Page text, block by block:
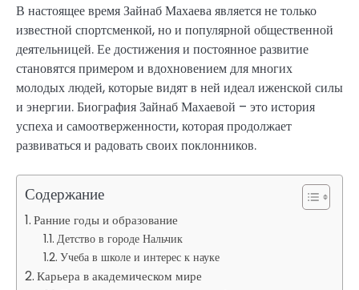
В настоящее время Зайнаб Махаева является не только
известной спортсменкой, но и популярной общественной
деятельницей. Ее достижения и постоянное развитие
становятся примером и вдохновением для многих
молодых людей, которые видят в ней идеал иженской силы
и энергии. Биография Зайнаб Махаевой – это история
успеха и самоотверженности, которая продолжает
развиваться и радовать своих поклонников.
Содержание
Ранние годы и образование
Детство в городе Нальчик
Учеба в школе и интерес к науке
Карьера в академическом мире